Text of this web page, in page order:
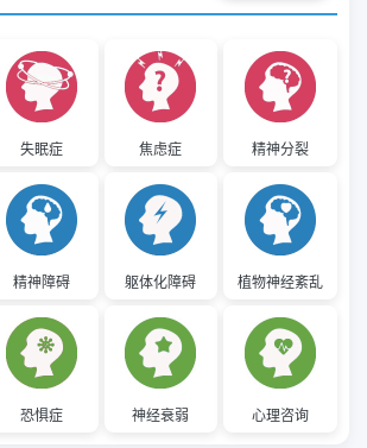
失眠症 焦虑症 精神分裂
精神障碍 躯体化障碍 植物神经紊乱
恐惧症 神经衰弱 心理咨询